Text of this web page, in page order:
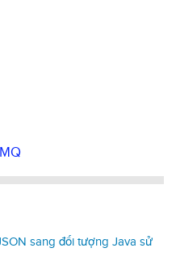
sang đối tượng Java sử